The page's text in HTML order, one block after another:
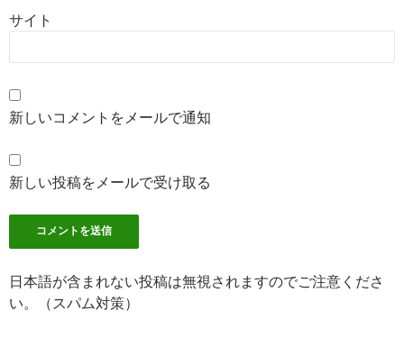
サイト
新しいコメントをメールで通知
新しい投稿をメールで受け取る
日本語が含まれない投稿は無視されますのでご注意くださ
い。（スパム対策）